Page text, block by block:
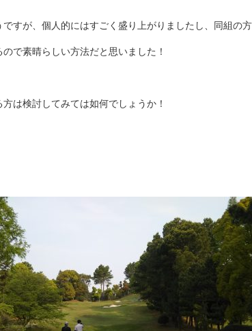
すが、個人的にはすごく盛り上がりましたし、同組の
で素晴らしい方法だと思いました！
は検討してみては如何でしょうか！